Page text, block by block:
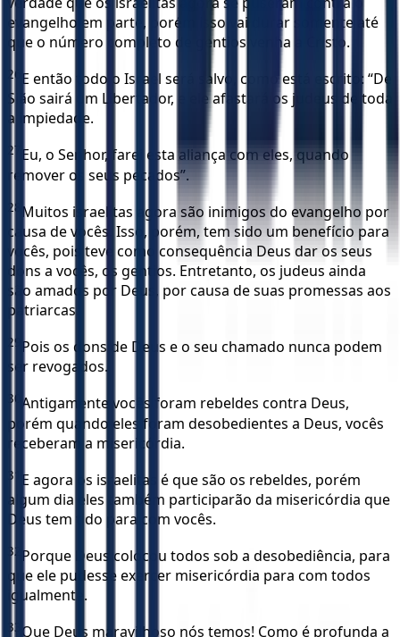
evangelho em parte, porém isso vai durar somente até
que o número completo de gentios venha a Cristo.
26 E então todo o Israel será salvo, como está escrito: “De
Sião sairá um Libertador, e ele afastará os judeus de toda
a impiedade.
27 Eu, o Senhor, farei esta aliança com eles, quando
remover os seus pecados”.
28 Muitos israelitas agora são inimigos do evangelho por
causa de vocês. Isso, porém, tem sido um benefício para
vocês, pois teve como consequência Deus dar os seus
dons a vocês, os gentios. Entretanto, os judeus ainda
são amados por Deus, por causa de suas promessas aos
patriarcas.
29 Pois os dons de Deus e o seu chamado nunca podem
ser revogados.
30 Antigamente vocês foram rebeldes contra Deus,
porém quando eles foram desobedientes a Deus, vocês
receberam a misericórdia.
31
E agora os israelitas é que são os rebeldes, porém
algum dia eles também participarão da misericórdia que
Deus tem tido para com vocês.
32 Porque Deus colocou todos sob a desobediência, para
que ele pudesse exercer misericórdia para com todos
igualmente.
33 Que Deus maravilhoso nós temos! Como é profunda a